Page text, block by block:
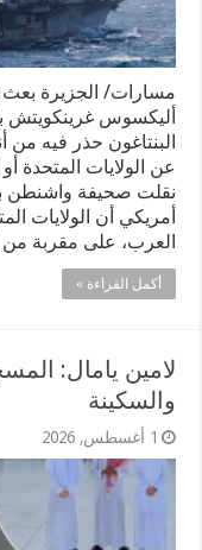
مسارات/ الجزيرة بعث
أليكسوس غرينكويتش
البنتاغون حذر فيه من
عن الولايات
نقلت صحيفة
أمريكي أن الولايات
العرب، على مقربة من
أكمل القراءة »
لامين يامال:
والسكينة
1 أغسطس, 2026